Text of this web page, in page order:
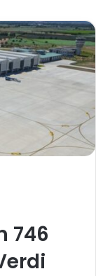
746